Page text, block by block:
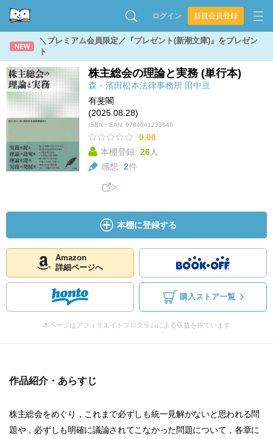
ログイン 新規会員登録
NEW
＼プレミアム会員限定／『プレゼント(新潮文庫)』をプレゼン
ト
株主総会の理論と実務 (単行本)
森・濱田松本法律事務所 田中亘
有斐閣
(2025.08.28)
ISBN・EAN: 9784641233546
0.00
本棚登録: 26人
感想: 2件
本棚に登録する
Amazon
詳細ページへ
購入ストア一覧
本ページはアフィリエイトプログラムによる収益を得ています
作品紹介・あらすじ
株主総会をめぐり，これまで必ずしも統一見解がないと思われる問
題や，必ずしも明確に議論されてこなかった問題について，各章に